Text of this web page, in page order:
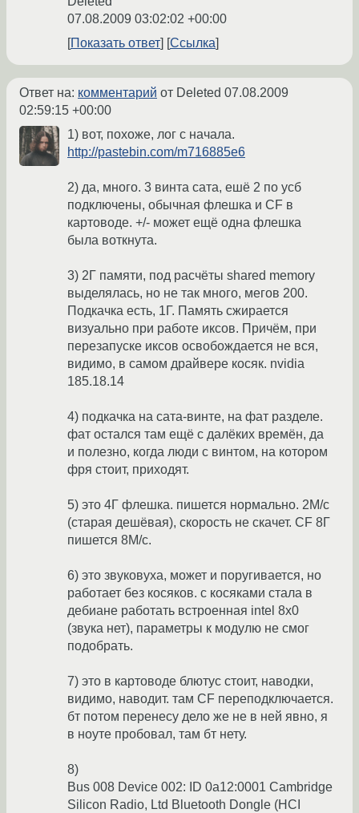
07.08.2009 03:02:02 +00:00
Показать ответ
Ссылка
Ответ на: комментарий от Deleted 07.08.2009
02:59:15 +00:00
1) вот, похоже, лог с начала.
http://pastebin.com/m716885e6
2) да, много. 3 винта сата, ешё 2 по усб
подключены, обычная флешка и CF в
картоводе. +/- может ещё одна флешка
была воткнута.
3) 2Г памяти, под расчёты shared memory
выделялась, но не так много, мегов 200.
Подкачка есть, 1Г. Память сжирается
визуально при работе иксов. Причём, при
перезапуске иксов освобождается не вся,
видимо, в самом драйвере косяк. nvidia
185.18.14
4) подкачка на сата-винте, на фат разделе.
фат остался там ещё с далёких времён, да
и полезно, когда люди с винтом, на котором
фря стоит, приходят.
5) это 4Г флешка. пишется нормально. 2М/с
(старая дешёвая), скорость не скачет. CF 8Г
пишется 8М/с.
6) это звуковуха, может и поругивается, но
работает без косяков. с косяками стала в
дебиане работать встроенная intel 8x0
(звука нет), параметры к модулю не смог
подобрать.
7) это в картоводе блютус стоит, наводки,
видимо, наводит. там CF переподключается.
бт потом перенесу дело же не в ней явно, я
в ноуте пробовал, там бт нету.
8)
Bus 008 Device 002: ID 0a12:0001 Cambridge
Silicon Radio, Ltd Bluetooth Dongle (HCI